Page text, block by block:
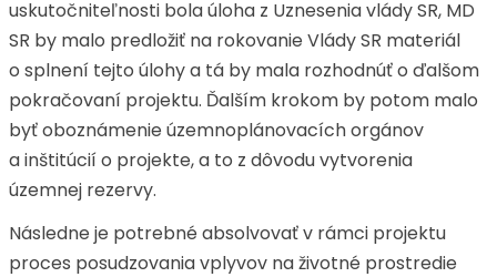
uskutočniteľnosti bola úloha z Uznesenia vlády SR, MD
SR by malo predložiť na rokovanie Vlády SR materiál
o splnení tejto úlohy a tá by mala rozhodnúť o ďalšom
pokračovaní projektu. Ďalším krokom by potom malo
byť oboznámenie územnoplánovacích orgánov
a inštitúcií o projekte, a to z dôvodu vytvorenia
územnej rezervy.
Následne je potrebné absolvovať v rámci projektu
proces posudzovania vplyvov na životné prostredie